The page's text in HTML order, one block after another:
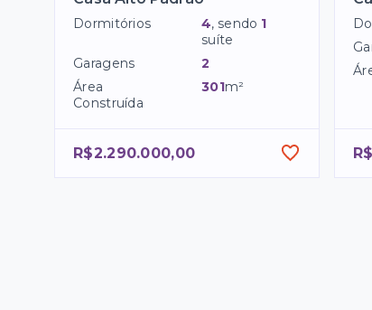
Dormitórios 4, sendo 1
suíte
Garagens
2
Área
Construída
301m²
R$2.290.000,00